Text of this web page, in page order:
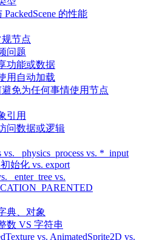
PackedScene 的性能
节点
问题
功能或数据
用自动加载
免为任何事情使用节点
引用
问数据或逻辑
vs. _physics_process vs. *_input
初始化 vs. export
_enter_tree vs.
典、对象
数 VS 字符串
vs. AnimatedSprite2D vs.